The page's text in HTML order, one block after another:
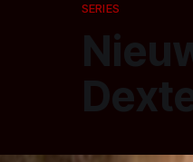
SERIES